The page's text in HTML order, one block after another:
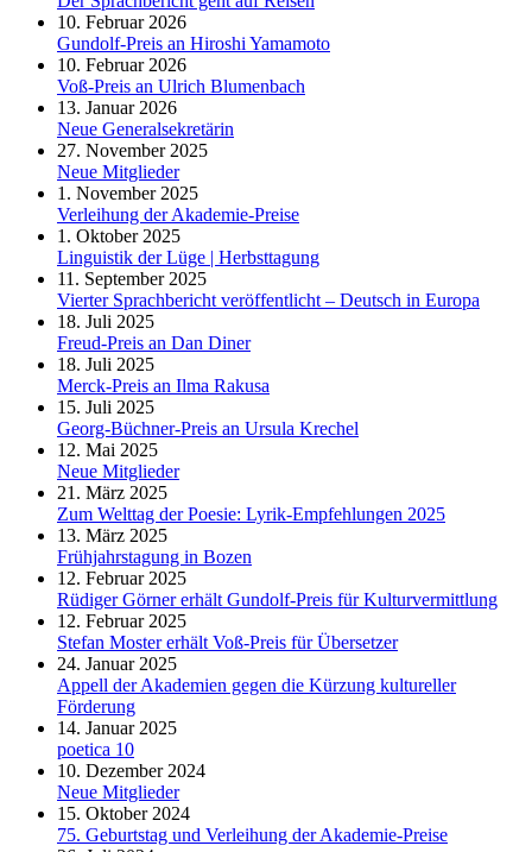
10. Februar 2026
Gundolf-Preis an Hiroshi Yamamoto
10. Februar 2026
Voß-Preis an Ulrich Blumenbach
13. Januar 2026
Neue Generalsekretärin
27. November 2025
Neue Mitglieder
1. November 2025
Verleihung der Akademie-Preise
1. Oktober 2025
Linguistik der Lüge | Herbsttagung
11. September 2025
Vierter Sprachbericht veröffentlicht – Deutsch in Europa
18. Juli 2025
Freud-Preis an Dan Diner
18. Juli 2025
Merck-Preis an Ilma Rakusa
15. Juli 2025
Georg-Büchner-Preis an Ursula Krechel
12. Mai 2025
Neue Mitglieder
21. März 2025
Zum Welttag der Poesie: Lyrik-Empfehlungen 2025
13. März 2025
Frühjahrstagung in Bozen
12. Februar 2025
Rüdiger Görner erhält Gundolf-Preis für Kulturvermittlung
12. Februar 2025
Stefan Moster erhält Voß-Preis für Übersetzer
24. Januar 2025
Appell der Akademien gegen die Kürzung kultureller
Förderung
14. Januar 2025
poetica 10
10. Dezember 2024
Neue Mitglieder
15. Oktober 2024
75. Geburtstag und Verleihung der Akademie-Preise